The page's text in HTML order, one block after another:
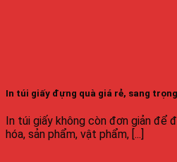
In túi giấy đựng quà giá rẻ, sang
In túi giấy không còn đơn giản để
hóa, sản phẩm, vật phẩm, [...]